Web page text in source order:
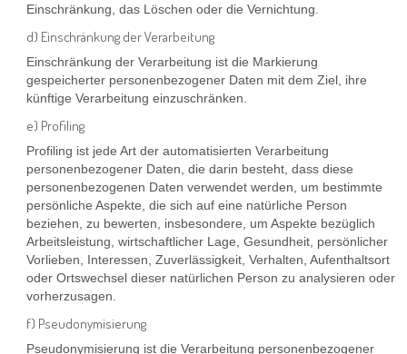
Einschränkung, das Löschen oder die Vernichtung.
d) Einschränkung der Verarbeitung
Einschränkung der Verarbeitung ist die Markierung
gespeicherter personenbezogener Daten mit dem Ziel, ihre
künftige Verarbeitung einzuschränken.
e) Profiling
Profiling ist jede Art der automatisierten Verarbeitung
personenbezogener Daten, die darin besteht, dass diese
personenbezogenen Daten verwendet werden, um bestimmte
persönliche Aspekte, die sich auf eine natürliche Person
beziehen, zu bewerten, insbesondere, um Aspekte bezüglich
Arbeitsleistung, wirtschaftlicher Lage, Gesundheit, persönlicher
Vorlieben, Interessen, Zuverlässigkeit, Verhalten, Aufenthaltsort
oder Ortswechsel dieser natürlichen Person zu analysieren oder
vorherzusagen.
f) Pseudonymisierung
Pseudonymisierung ist die Verarbeitung personenbezogener